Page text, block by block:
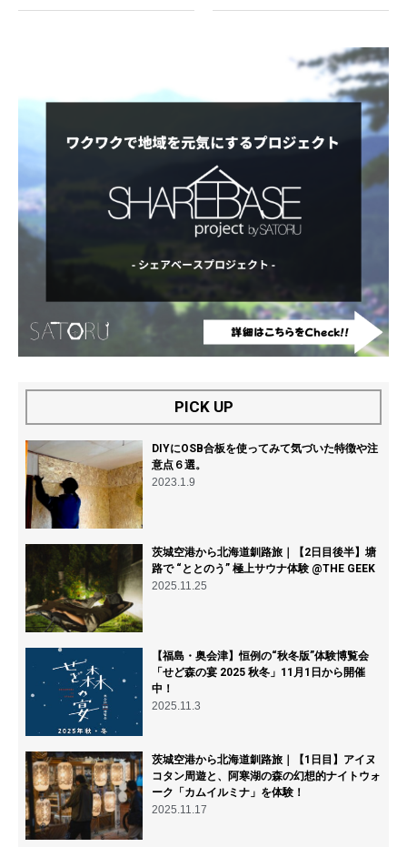
PICK UP
DIYにOSB合板を使ってみて気づいた特徴や注
意点６選。
2023.1.9
茨城空港から北海道釧路旅｜【2日目後半】塘
路で “ととのう” 極上サウナ体験 @THE GEEK
2025.11.25
【福島・奥会津】恒例の“秋冬版”体験博覧会
「せど森の宴 2025 秋冬」11月1日から開催
中！
2025.11.3
茨城空港から北海道釧路旅｜【1日目】アイヌ
コタン周遊と、阿寒湖の森の幻想的ナイトウォ
ーク「カムイルミナ」を体験！
2025.11.17